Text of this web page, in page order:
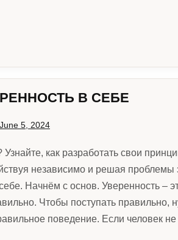
В СЕБЕ
June 5, 2024
Узнайте, как разработать свои
независимо и решая
Начнём с основ. Уверенность –
Чтобы поступать
поведение. Если человек